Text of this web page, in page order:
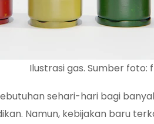
foto: freepik/
sehari-hari bagi
Namun, kebijakan baru